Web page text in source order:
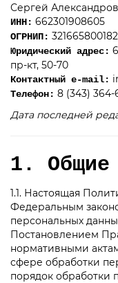
Сергей
ИНН: 662301908605
ОГРНИП:
Юридический адрес:
пр-кт, 50-70
Контактный e-mail:
Телефон: 8 (343) 364-
Дата последней
1. Общие
1.1. Настоящая
Федеральным
персональных
Постановлением
нормативными
сфере обработки
порядок обработки